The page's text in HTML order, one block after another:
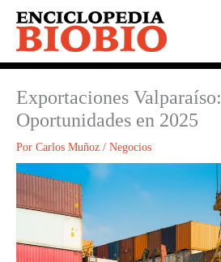
contenido
Exportaciones
Oportunidades en 2025
Por Carlos Muñoz / Negocios